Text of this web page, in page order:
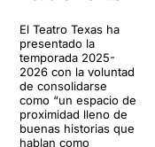
El Teatro Texas ha
presentado la
temporada 2025-
2026 con la voluntad
de consolidarse
como “un espacio de
proximidad lleno de
buenas historias que
hablan como